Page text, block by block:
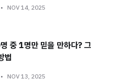
NOV 14, 2025
중 1명만 믿을 만하다? 그
법
NOV 13, 2025